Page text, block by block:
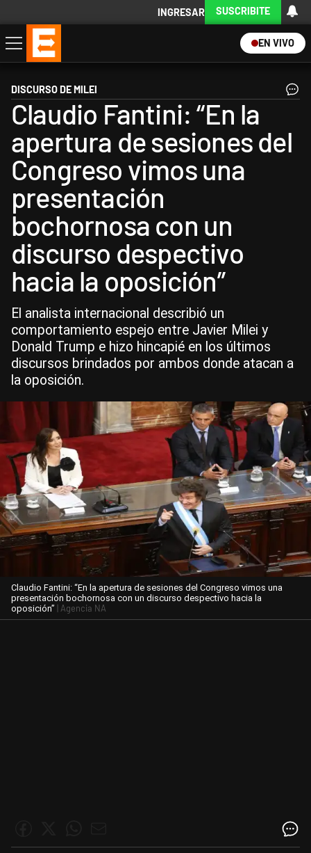
INGRESAR SUSCRIBITE
EN VIVO
Economía
Política
Internacional
Actualidad
Descargá la App
DISCURSO DE MILEI
Claudio Fantini: “En la
apertura de sesiones del
Congreso vimos una
presentación
bochornosa con un
discurso despectivo
hacia la oposición”
El analista internacional describió un
comportamiento espejo entre Javier Milei y
Donald Trump e hizo hincapié en los últimos
discursos brindados por ambos donde atacan a
la oposición.
Claudio Fantini: “En la apertura de sesiones del Congreso vimos una
presentación bochornosa con un discurso despectivo hacia la
oposición” | Agencia NA